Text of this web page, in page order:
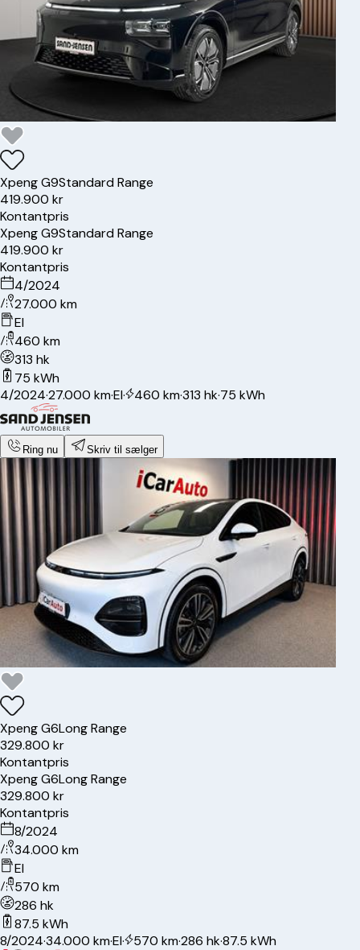
XpengG9Standard Range
419.900 kr
Kontantpris
XpengG9Standard Range
419.900 kr
Kontantpris
4/2024
27.000 km
El
460 km
313 hk
75 kWh
4/2024·27.000 km·El· 460 km·313 hk·75 kWh
Ring nu Skriv til sælger
XpengG6Long Range
329.800 kr
Kontantpris
XpengG6Long Range
329.800 kr
Kontantpris
8/2024
34.000 km
El
570 km
286 hk
87.5 kWh
8/2024·34.000 km·El· 570 km·286 hk·87.5 kWh